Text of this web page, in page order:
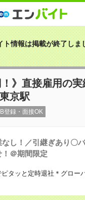
ト情報は掲載が終了しま
！》直接雇用の
京駅
登録・面接OK
なし！／引継ぎあり〇
＠期間限定
タッと定時退社＊グロー